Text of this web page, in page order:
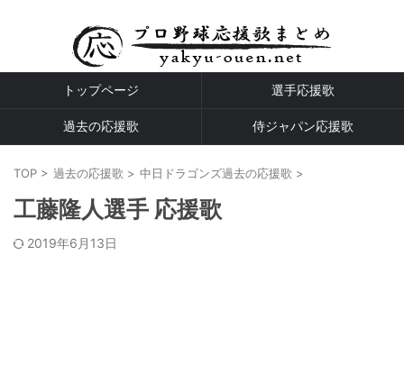
トップページ 選手応援歌
過去の応援歌 侍ジャパン応援歌
TOP > 過去の応援歌 > 中日ドラゴンズ過去の応援歌 >
工藤隆人選手 応援歌
2019年6月13日